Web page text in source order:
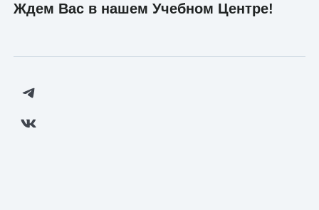
Ждем Вас в нашем Учебном Центре!